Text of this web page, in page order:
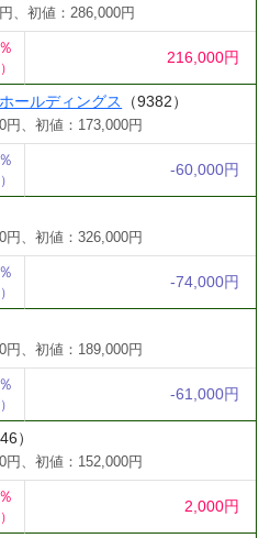
、初値：286,000円
216,000円
ールディングス （9382）
円、初値：173,000円
-60,000円
円、初値：326,000円
-74,000円
円、初値：189,000円
-61,000円
）
円、初値：152,000円
2,000円